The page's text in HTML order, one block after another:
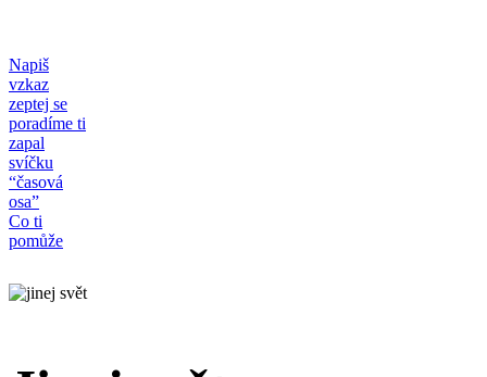
Napiš
vzkaz
zeptej se
poradíme ti
zapal
svíčku
“časová
osa”
Co ti
pomůže